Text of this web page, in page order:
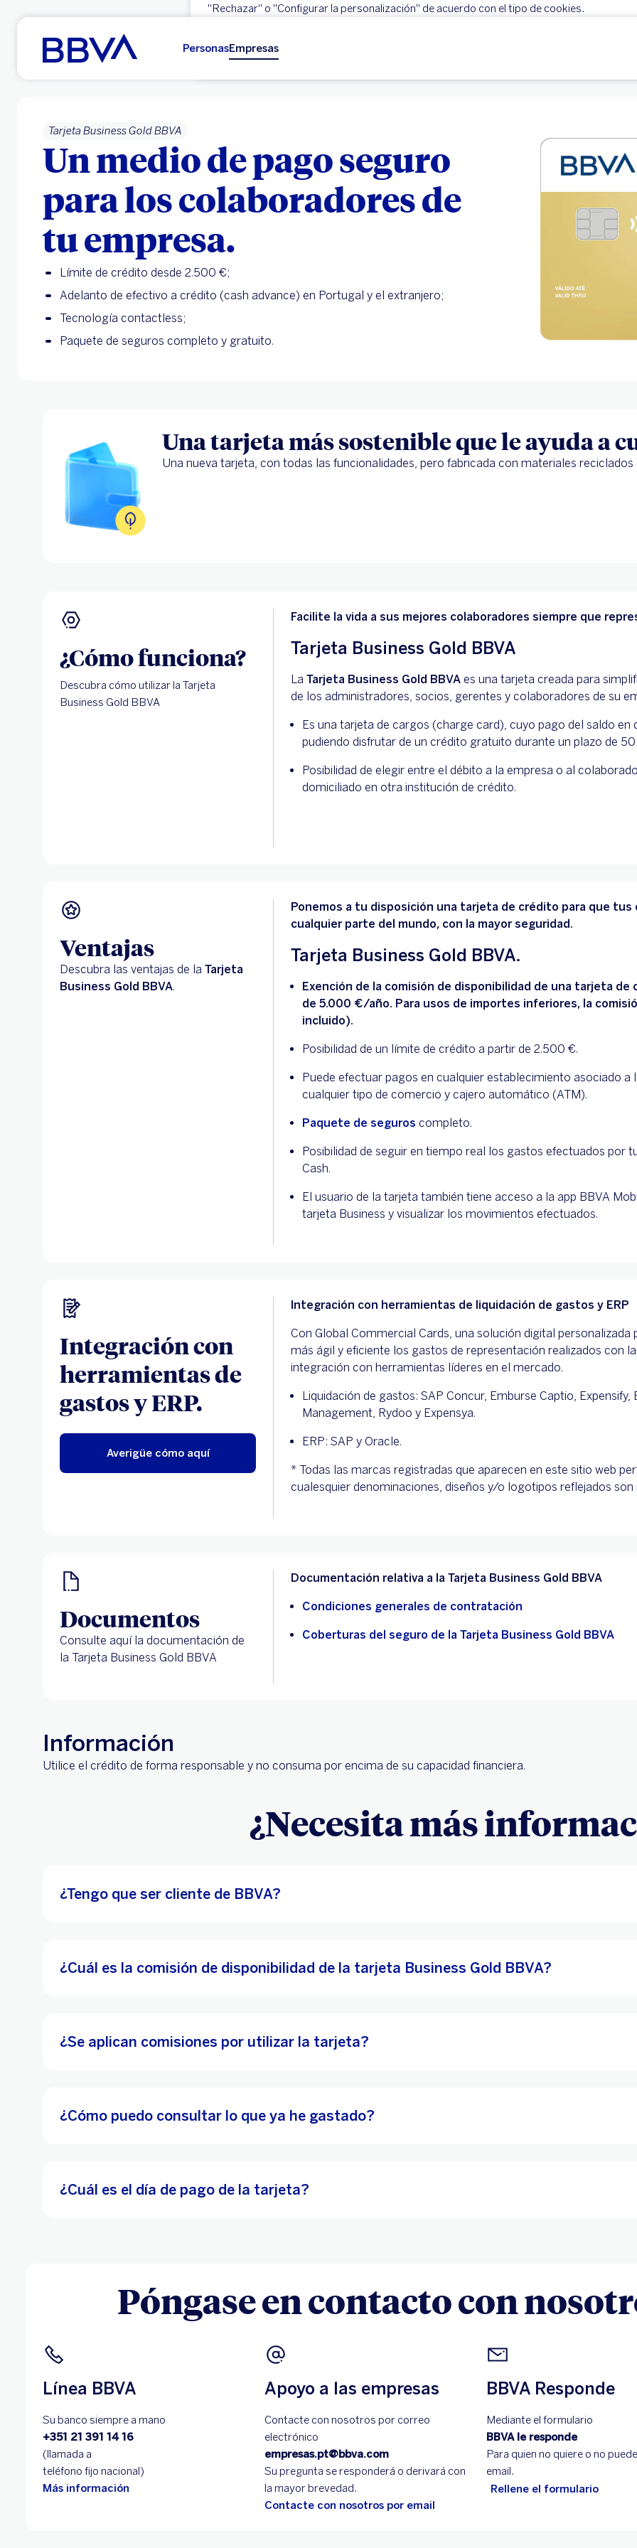
"Rechazar" o "Configurar la personalización" de acuerdo con el tipo de cookies.
Aceptar
Ir al contenido principal
PersonasEmpresas
Tarjeta Business Gold BBVA
Un medio de pago seguro
para los colaboradores de
tu empresa.
Límite de crédito desde 2.500 €;
Adelanto de efectivo a crédito (cash advance) en Portugal y el extranjero;
Tecnología contactless;
Paquete de seguros completo y gratuito.
Una tarjeta más sostenible que le ayuda a
Una nueva tarjeta, con todas las funcionalidades, pero fabricada con materiales
¿Cómo funciona?
Descubra cómo utilizar la Tarjeta
Business Gold BBVA
Facilite la vida a sus mejores colaboradores siempre que
Tarjeta Business Gold BBVA
La Tarjeta Business Gold BBVA es una tarjeta creada para
de los administradores, socios, gerentes y colaboradores de su
Es una tarjeta de cargos (charge card), cuyo pago del saldo
pudiendo disfrutar de un crédito gratuito durante un plazo de 50
Posibilidad de elegir entre el débito a la empresa o al
domiciliado en otra institución de crédito.
Ventajas
Descubra las ventajas de la Tarjeta
Business Gold BBVA.
Ponemos a tu disposición una tarjeta de crédito para que
cualquier parte del mundo, con la mayor seguridad.
Tarjeta Business Gold BBVA.
Exención de la comisión de disponibilidad de una tarjeta
de 5.000 €/año. Para usos de importes inferiores, la
incluido).
Posibilidad de un límite de crédito a partir de 2.500 €.
Puede efectuar pagos en cualquier establecimiento asociado a
cualquier tipo de comercio y cajero automático (ATM).
Paquete de seguros completo.
Posibilidad de seguir en tiempo real los gastos efectuados por
Cash.
El usuario de la tarjeta también tiene acceso a la app BBVA
tarjeta Business y visualizar los movimientos efectuados.
Integración con
herramientas de
gastos y ERP.
Averigüe cómo aquí
Integración con herramientas de liquidación de gastos y ERP
Con Global Commercial Cards, una solución digital
más ágil y eficiente los gastos de representación realizados con
integración con herramientas líderes en el mercado.
Liquidación de gastos: SAP Concur, Emburse Captio,
Management, Rydoo y Expensya.
ERP: SAP y Oracle.
* Todas las marcas registradas que aparecen en este sitio web
cualesquier denominaciones, diseños y/o logotipos reflejados
Documentos
Consulte aquí la documentación de
la Tarjeta Business Gold BBVA
Documentación relativa a la Tarjeta Business Gold BBVA
Condiciones generales de contratación
Coberturas del seguro de la Tarjeta Business Gold BBVA
Información
Utilice el crédito de forma responsable y no consuma por encima de su capacidad financiera.
¿Necesita más
¿Tengo que ser cliente de BBVA?
¿Cuál es la comisión de disponibilidad de la tarjeta Business Gold BBVA?
¿Se aplican comisiones por utilizar la tarjeta?
¿Cómo puedo consultar lo que ya he gastado?
¿Cuál es el día de pago de la tarjeta?
Póngase en contacto con
Línea BBVA
Su banco siempre a mano
+351 21 391 14 16
(llamada a
teléfono fijo nacional)
Más información
Apoyo a las empresas
Contacte con nosotros por correo
electrónico
empresas.pt@bbva.com
Su pregunta se responderá o derivará con
la mayor brevedad.
Contacte con nosotros por email
BBVA Responde
Mediante el formulario
BBVA le responde
Para quien no quiere o no
email.
Rellene el formulario